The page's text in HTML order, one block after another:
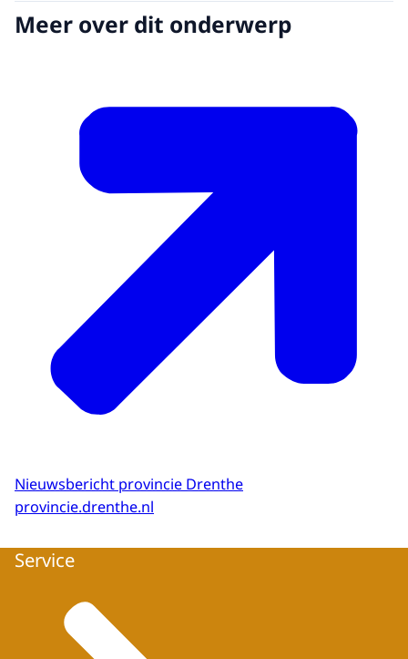
Meer over dit onderwerp
Nieuwsbericht provincie Drenthe
provincie.drenthe.nl
Service